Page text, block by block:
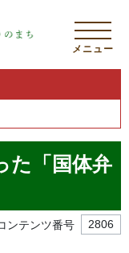
メニュー
た「国体弁
ンテンツ番号 2806